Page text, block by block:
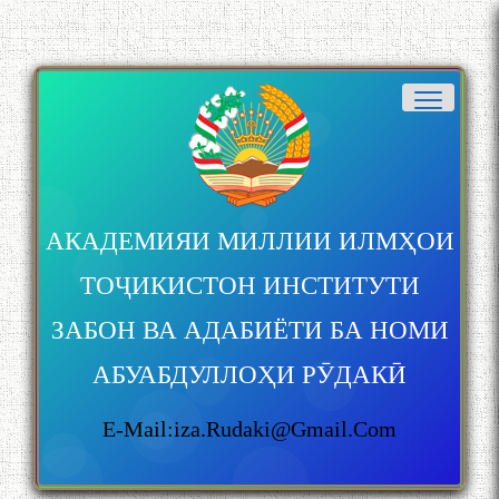
АКАДЕМИЯИ МИЛЛИИ ИЛМҲОИ
ТОҶИКИСТОН ИНСТИТУТИ
ЗАБОН ВА АДАБИЁТИ БА НОМИ
АБУАБДУЛЛОҲИ РӮДАКӢ
E-Mail:iza.rudaki@gmail.com
БУЗУРГДОШТИ РӮЗИ РӮДАКӢ